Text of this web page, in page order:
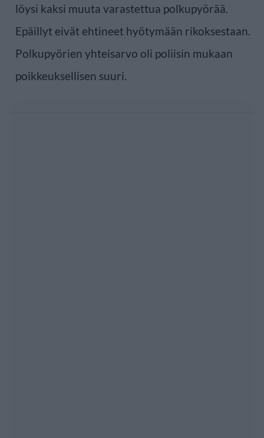
löysi kaksi muuta varastettua polkupyörää.
Epäillyt eivät ehtineet hyötymään rikoksestaan.
Polkupyörien yhteisarvo oli poliisin mukaan
poikkeuksellisen suuri.